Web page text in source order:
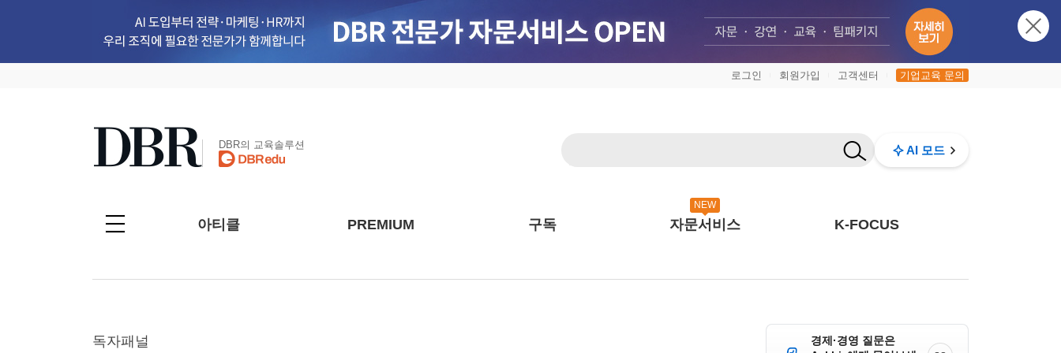
로그인 회원가입 고객센터 기업교육 문의
DBR의 교육솔루션 AI 모드
아티클 PREMIUM 구독
NEW
자문서비스 K-FOCUS
독자패널
경제·경영 질문은